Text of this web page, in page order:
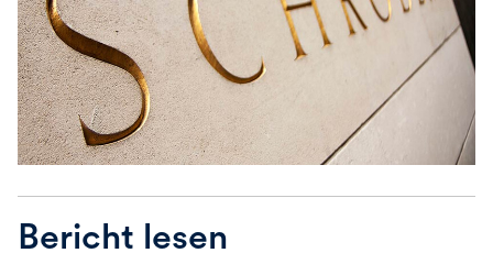
Bericht lesen